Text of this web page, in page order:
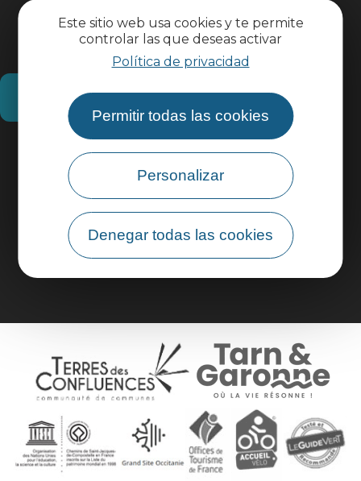
Este sitio web usa cookies y te permite
controlar las que deseas activar
Política de privacidad
Permitir todas las cookies
Personalizar
Denegar todas las cookies
¿Cómo llegar?
Información práctica
Área profesional